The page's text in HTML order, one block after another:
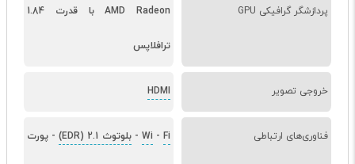
پردازشگر گرافیکی GPU AMD Radeon با قدرت 1.84
ترافلاپس
خروجی تصویر HDMI
فناوری‌های ارتباطی Wi - Fi
-بلوتوث 2.1 (EDR) - پورت